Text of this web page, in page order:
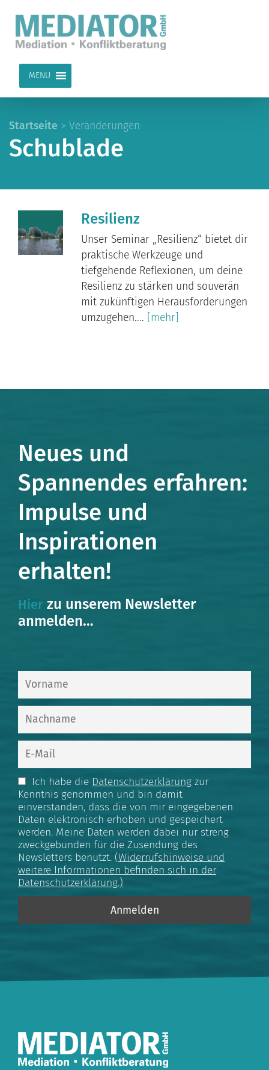
MENU
Startseite > Veränderungen
Schublade
Resilienz
Unser Seminar „Resilienz“ bietet dir
praktische Werkzeuge und
tiefgehende Reflexionen, um deine
Resilienz zu stärken und souverän
mit zukünftigen Herausforderungen
umzugehen....
[mehr]
Neues und
Spannendes erfahren:
Impulse und
Inspirationen
erhalten!
Hier zu unserem Newsletter
anmelden…
Ich habe die Datenschutzerklärung zur
Kenntnis genommen und bin damit
einverstanden, dass die von mir eingegebenen
Daten elektronisch erhoben und gespeichert
werden. Meine Daten werden dabei nur streng
zweckgebunden für die Zusendung des
Newsletters benutzt. (Widerrufshinweise und
weitere Informationen befinden sich in der
Datenschutzerklärung.)